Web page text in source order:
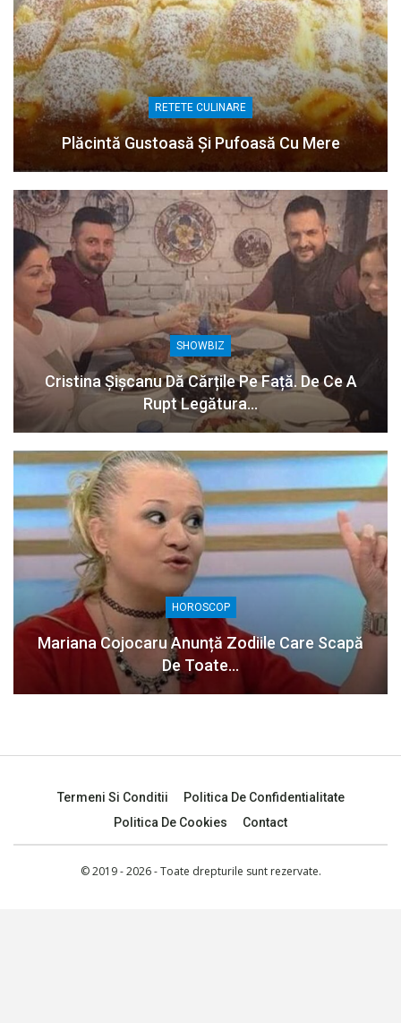
RETETE CULINARE
Plăcintă Gustoasă Și Pufoasă Cu Mere
SHOWBIZ
Cristina Șișcanu Dă Cărțile Pe Față. De Ce A
Rupt Legătura…
HOROSCOP
Mariana Cojocaru Anunță Zodiile Care Scapă
De Toate…
Termeni Si Conditii
Politica De Confidentialitate
Politica De Cookies
Contact
© 2019 - 2026 - Toate drepturile sunt rezervate.